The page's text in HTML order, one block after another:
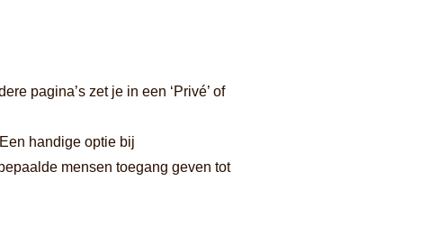
pagina’s zet je in een ‘Privé’ of
handige optie bij
mensen toegang geven tot